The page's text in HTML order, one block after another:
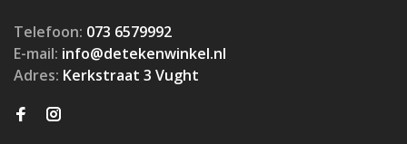
Telefoon: 073 6579992
E-mail: info@detekenwinkel.nl
Adres: Kerkstraat 3 Vught